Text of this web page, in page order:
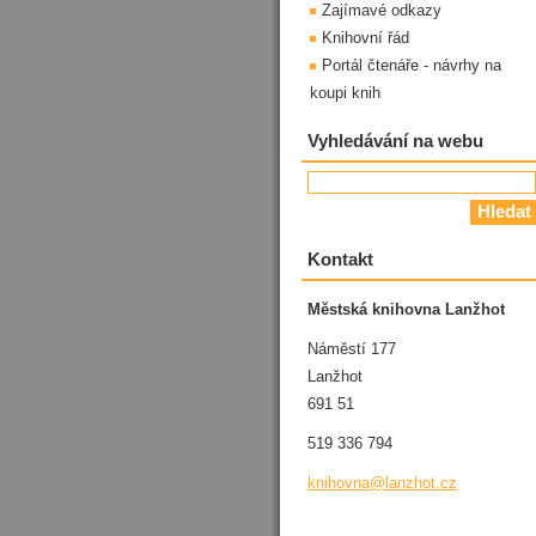
Zajímavé odkazy
Knihovní řád
Portál čtenáře - návrhy na
koupi knih
Vyhledávání na webu
Kontakt
Městská knihovna Lanžhot
Náměstí 177
Lanžhot
691 51
519 336 794
knihovna@lanzhot.cz